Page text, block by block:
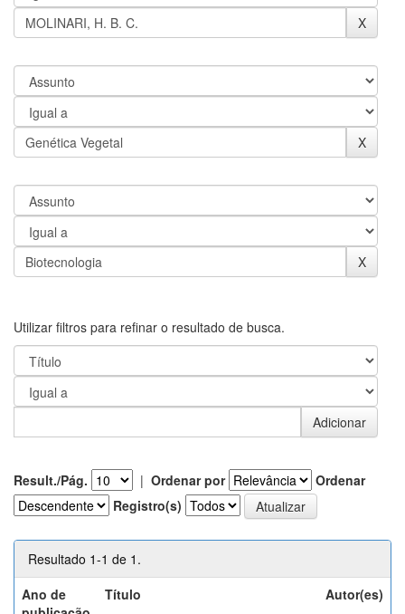
Utilizar filtros para refinar o resultado de busca.
Result./Pág. | Ordenar por
Ordenar
Registro(s)
Resultado 1-1 de 1.
Ano de
Título Autor(es)